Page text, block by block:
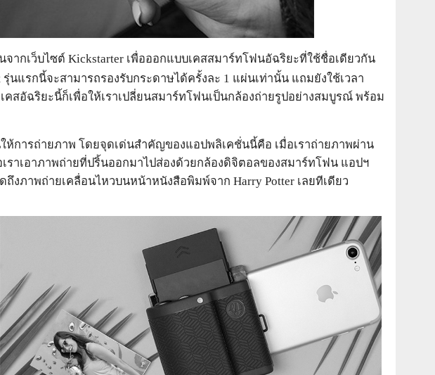
ากเว็บไซต์ Kickstarter เพื่อออกแบบเคสสมาร์ทโฟนอัฉริยะที่ใช้ชื่อเดียวกัน
แรกนี้จะสามารถรองรับกระดาษได้ครั้งละ 1 แผ่นเท่านั้น แถมยังใช้เวลา
สอัฉริยะนี้ก็เพื่อให้เราเปลี่ยนสมาร์ทโฟนเป็นกล้องถ่ายรูปอย่างสมบูรณ์ พร้อม
ห้การถ่ายภาพ โดยจุดเด่นสำคัญของแอปพลิเคชั่นนี้คือ เมื่อเราถ่ายภาพผ่าน
ราเอาภาพถ่ายที่ปริ้นออกมาไปส่องด้วยกล้องดิจิตอลของสมาร์ทโฟน แอปฯ
งภาพถ่ายเคลื่อนไหวบนหน้าหนังสือพิมพ์จาก Harry Potter เลยทีเดียว